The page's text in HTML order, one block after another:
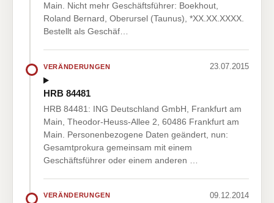
Main. Nicht mehr Geschäftsführer: Boekhout,
Roland Bernard, Oberursel (Taunus), *XX.XX.XXXX.
Bestellt als Geschäf…
VERÄNDERUNGEN 23.07.2015
HRB 84481
HRB 84481: ING Deutschland GmbH, Frankfurt am
Main, Theodor-Heuss-Allee 2, 60486 Frankfurt am
Main. Personenbezogene Daten geändert, nun:
Gesamtprokura gemeinsam mit einem
Geschäftsführer oder einem anderen …
VERÄNDERUNGEN 09.12.2014